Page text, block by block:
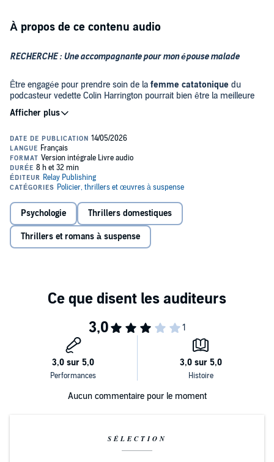
À propos de ce contenu audio
RECHERCHE : Une accompagnante pour mon épouse malade
Être engagée pour prendre soin de la femme catatonique du
podcasteur vedette Colin Harrington pourrait bien être la meilleure
chose qui me soit arrivée depuis longtemps. J’y gagne un salaire, un
endroit où vivre et une opportunité de sauver ma carrière en
C’est madernière chance
à l’échec.
Il me suffit de survivre quelques mois dans les couloirs inquiétants
m’occuper de Kara, la femme de Colin, éprouve ma santé mentale.
Les portes semblent s’ouvrir et se fermer d’elles-mêmes, des
ombres se déplacent à la limite de mon champ de vision et je ne
peux me défaire de lasensation d’être épiée.
Cela ne me dérangerait pas que Colin joue les voyeurs. Il a vécu
Mais c’est alors que je découvre une cassette qui révèle une
Quelqu’un dans cette maison a un terrible secret, et est
pour le protéger
. Mais cette personne n’est pas la seule à avoir
quelque chose à cacher...
Moi aussi, j’ai un secret.
Psychologie Thrillers domestiques
Thrillers et romans à suspense
Aucun commentaire pour le moment
SÉLECTION